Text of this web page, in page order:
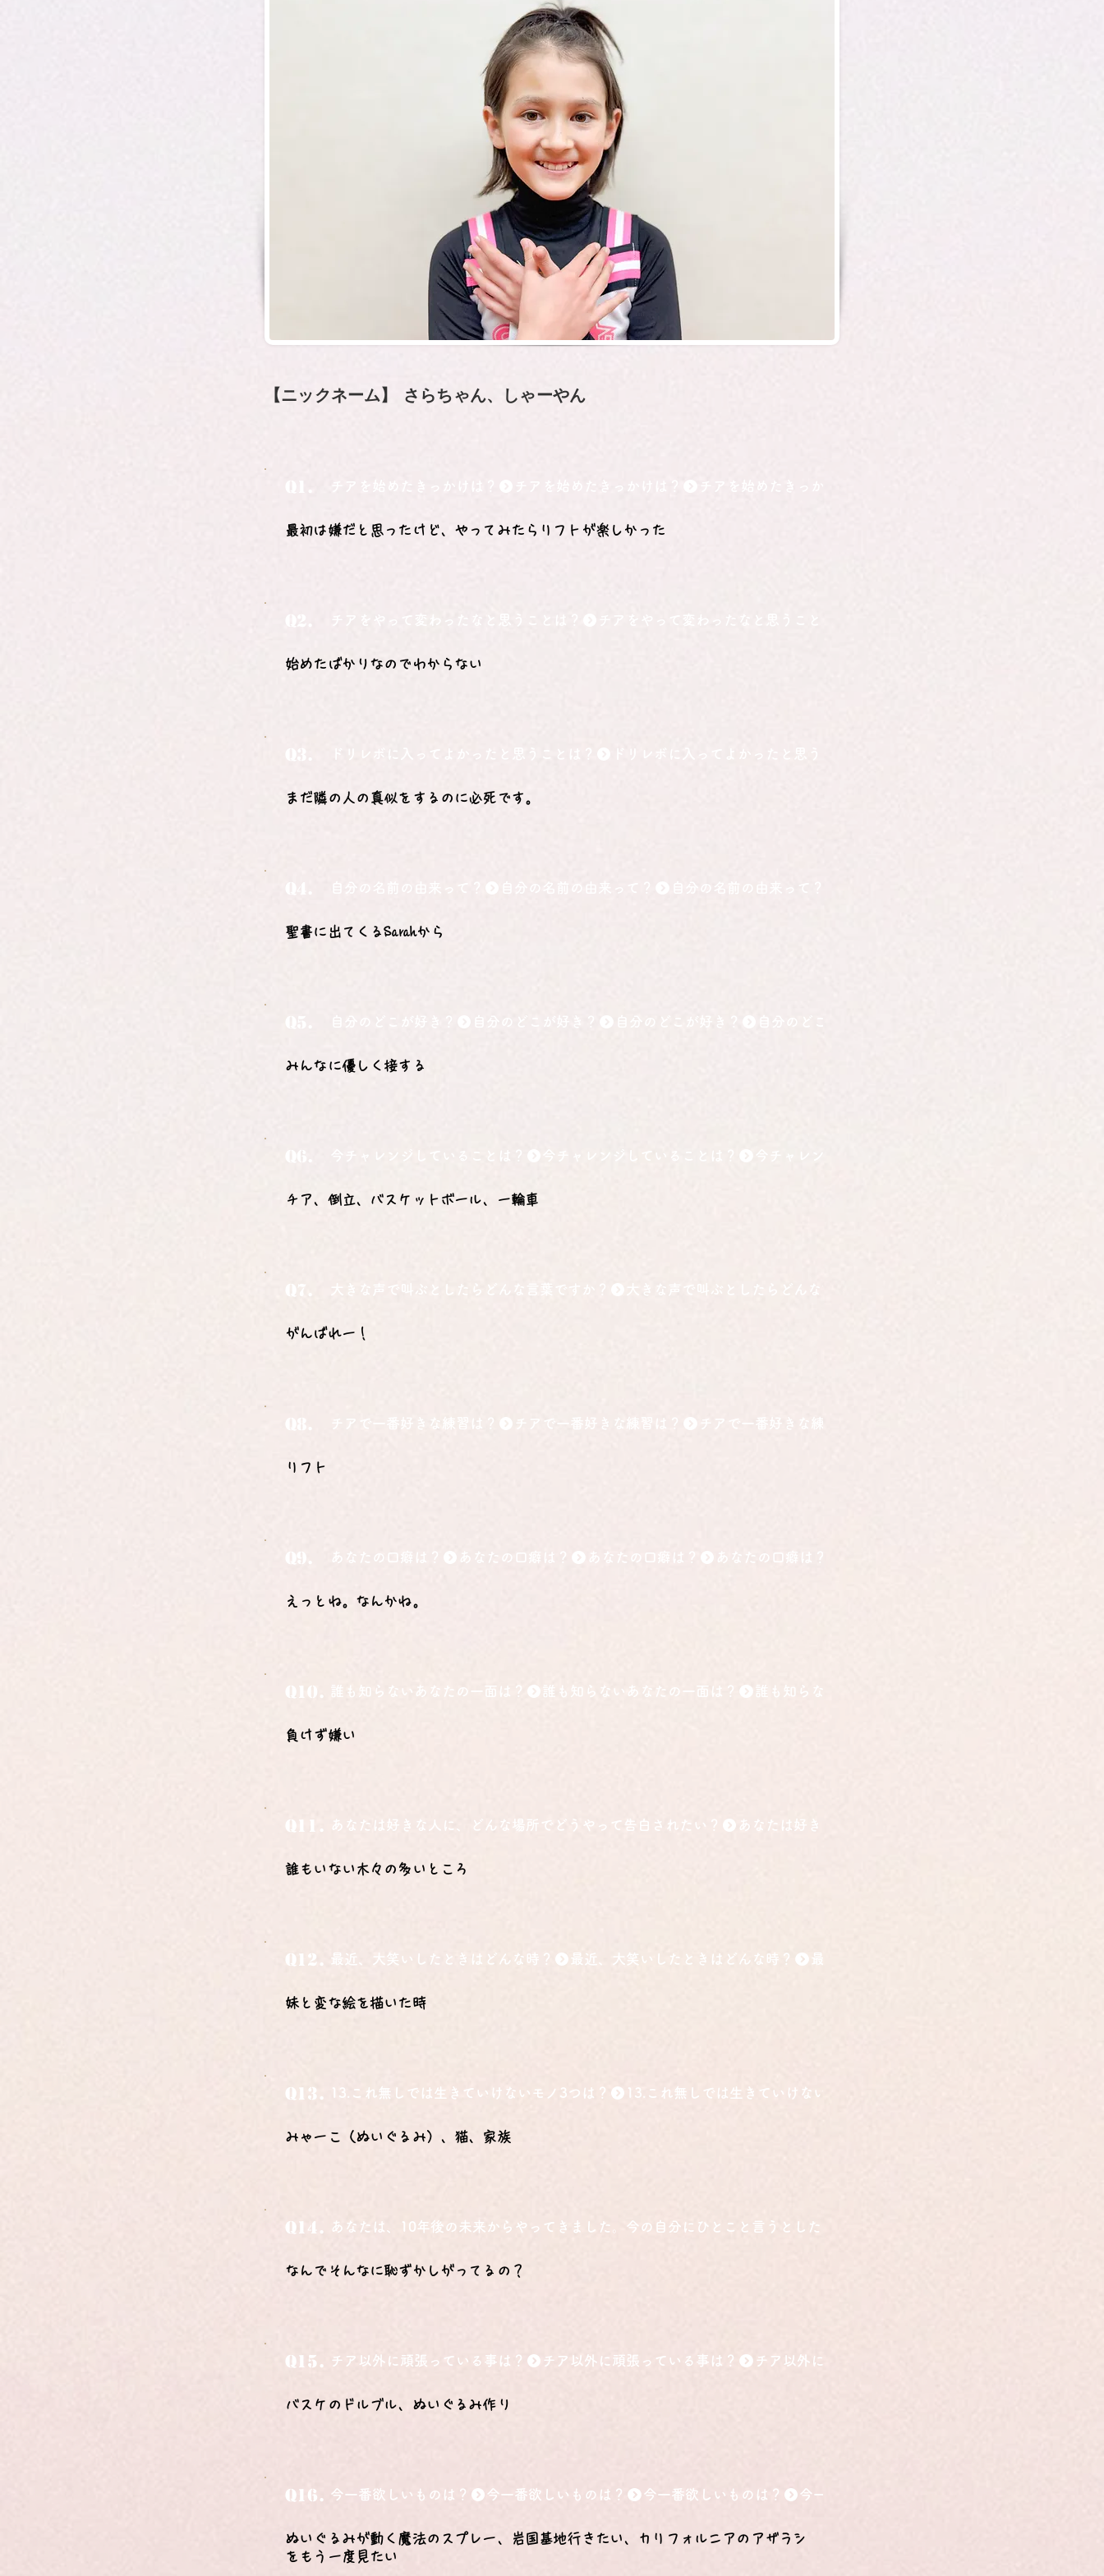
【ニックネーム】 さらちゃん、しゃーやん
Q1.
最初は嫌だと思ったけど、やってみたらリフトが楽しかった
チアをやって変わったなと思うことは？
始めたばかりなのでわからない
まだ隣の人の真似をするのに必死です。
聖書に出てくるSarahから
みんなに優しく接する
Q6. 今チャレンジしていることは？
チア、倒立、バスケットボール、一輪車
Q7. 大きな声で叫ぶとしたらどんな言葉ですか？
がんばれー！
チアで一番好きな練習は？
リフト
あなたの口癖は？
えっとね。なんかね。
Q10. 誰も知らないあなたの一面は？
負けず嫌い
Q11. あなたは好きな人に、どんな場所でどうやって告白されたい？
誰もいない木々の多いところ
Q12. 最近、大笑いしたときはどんな時？
妹と変な絵を描いた時
Q13. 13.これ無しでは生きていけないモノ3つは？
みゃーこ（ぬいぐるみ）、猫、家族
Q14. あなたは、10年後の未来からやってきました。今の自分にひとこと言うとしたら？
なんでそんなに恥ずかしがってるの？
Q15. チア以外に頑張っている事は？
バスケのドルブル、ぬいぐるみ作り
Q16. 今一番欲しいものは？
ぬいぐるみが動く魔法のスプレー、岩国基地行きたい、カリフォルニアのアザラシ
をもう一度見たい